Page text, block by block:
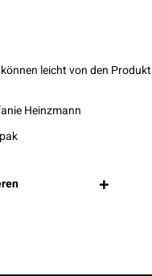
leicht von den
Heinzmann